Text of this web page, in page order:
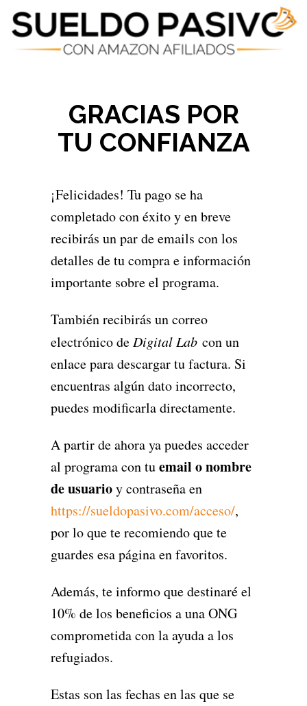
GRACIAS POR
TU CONFIANZA
¡Felicidades! Tu pago se ha
completado con éxito y en breve
recibirás un par de emails con los
detalles de tu compra e información
importante sobre el programa.
También recibirás un correo
electrónico deDigital Lab con un
enlace para descargar tu factura. Si
encuentras algún dato incorrecto,
puedes modificarla directamente.
A partir de ahora ya puedes acceder
al programa con tuemail o nombre
de usuarioy contraseña en
https://sueldopasivo.com/acceso/,
por lo que te recomiendo que te
guardes esa página en favoritos.
Además, te informo que destinaré el
10% de los beneficios a una ONG
comprometida con la ayuda a los
refugiados.
Estas son las fechas en las que se